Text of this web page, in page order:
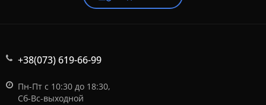
+38(073) 619-66-99
Пн-Пт с 10:30 до 18:30,
Сб-Вс-выходной